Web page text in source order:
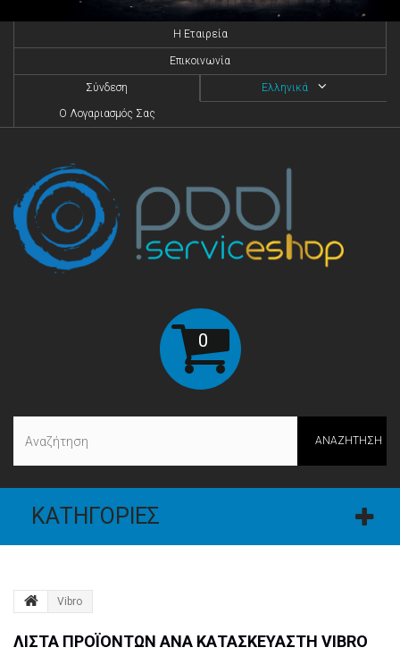
H Eταιρεία
Επικοινωνία
Ελληνικά
Σύνδεση
O Λογαριασμός Σας
0
ΑΝΑΖΉΤΗΣΗ
ΚΑΤΗΓΟΡΊΕΣ
Vibro
ΛΊΣΤΑ ΠΡΟΪΌΝΤΩΝ ΑΝΆ ΚΑΤΑΣΚΕΥΑΣΤΉ VIBRO